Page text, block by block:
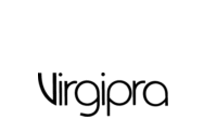
turinio